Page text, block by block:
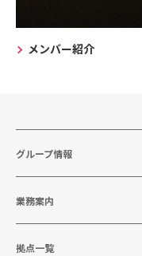
メンバー紹介
グループ情報
業務案内
拠点一覧